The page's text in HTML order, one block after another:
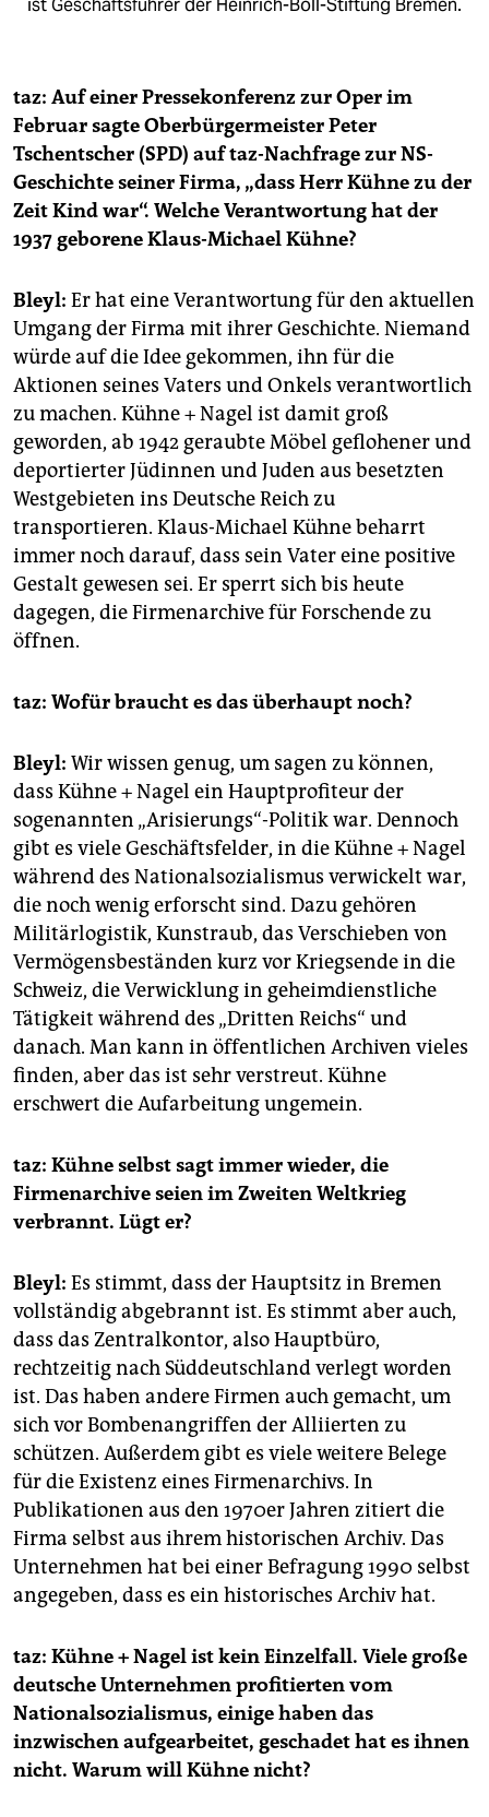
ist Geschäftsführer der Heinrich-Böll-Stiftung Bremen.
taz: Auf einer Pressekonferenz zur Oper im
Februar sagte Oberbürgermeister Peter
Tschentscher (SPD) auf taz-Nachfrage zur NS-
Geschichte seiner Firma, „dass Herr Kühne zu der
Zeit Kind war“. Welche Verantwortung hat der
1937 geborene Klaus-Michael Kühne?
Bleyl: Er hat eine Verantwortung für den aktuellen
Umgang der Firma mit ihrer Geschichte. Niemand
würde auf die Idee gekommen, ihn für die
Aktionen seines Vaters und Onkels verantwortlich
zu machen. Kühne + Nagel ist damit groß
geworden, ab 1942 geraubte Möbel geflohener und
deportierter Jüdinnen und Juden aus besetzten
Westgebieten ins Deutsche Reich zu
transportieren. Klaus-Michael Kühne beharrt
immer noch darauf, dass sein Vater eine positive
Gestalt gewesen sei. Er sperrt sich bis heute
dagegen, die Firmenarchive für Forschende zu
öffnen.
taz: Wofür braucht es das überhaupt noch?
Bleyl: Wir wissen genug, um sagen zu können,
dass Kühne + Nagel ein Hauptprofiteur der
sogenannten „Arisierungs“-Politik war. Dennoch
gibt es viele Geschäftsfelder, in die Kühne + Nagel
während des Nationalsozialismus verwickelt war,
die noch wenig erforscht sind. Dazu gehören
Militärlogistik, Kunstraub, das Verschieben von
Vermögensbeständen kurz vor Kriegsende in die
Schweiz, die Verwicklung in geheimdienstliche
Tätigkeit während des „Dritten Reichs“ und
danach. Man kann in öffentlichen Archiven vieles
finden, aber das ist sehr verstreut. Kühne
erschwert die Aufarbeitung ungemein.
taz: Kühne selbst sagt immer wieder, die
Firmenarchive seien im Zweiten Weltkrieg
verbrannt. Lügt er?
Bleyl: Es stimmt, dass der Hauptsitz in Bremen
vollständig abgebrannt ist. Es stimmt aber auch,
dass das Zen­tralkontor, also Hauptbüro,
rechtzeitig nach Süddeutschland verlegt worden
ist. Das haben andere Firmen auch gemacht, um
sich vor Bombenangriffen der Alliierten zu
schützen. Außerdem gibt es viele weitere Belege
für die Existenz eines Firmenarchivs. In
Publikationen aus den 1970er Jahren zitiert die
Firma selbst aus ihrem historischen Archiv. Das
Unternehmen hat bei einer Befragung 1990 selbst
angegeben, dass es ein historisches Archiv hat.
taz: Kühne + Nagel ist kein Einzelfall. Viele große
deutsche Unternehmen profitierten vom
Nationalsozialismus, einige haben das
inzwischen aufgearbeitet, geschadet hat es ihnen
nicht. Warum will Kühne nicht?